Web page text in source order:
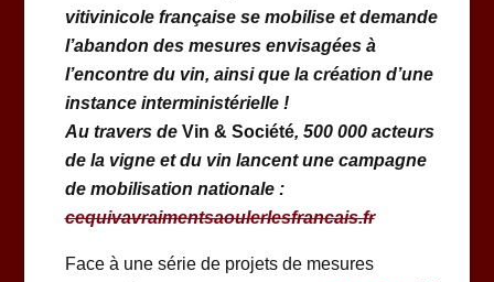
vitivinicole française se mobilise et demande
l’abandon des mesures envisagées à
l’encontre du vin, ainsi que la création d’une
instance interministérielle !
Au travers de Vin & Société, 500 000 acteurs
de la vigne et du vin lancent une campagne
de mobilisation nationale :
cequivavraimentsaoulerlesfrancais.fr
Face à une série de projets de mesures